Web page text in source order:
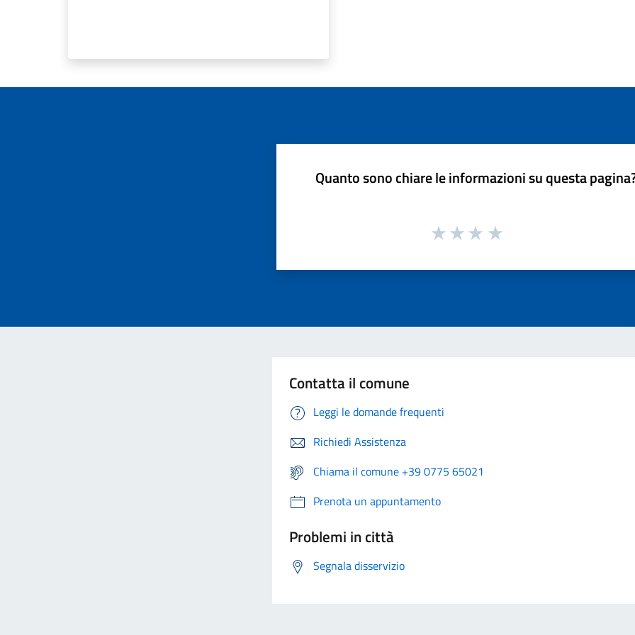
Quanto sono chiare le informazioni su questa
Contatta il comune
Leggi le domande frequenti
Richiedi Assistenza
Chiama il comune +39 0775 65021
Prenota un appuntamento
Problemi in città
Segnala disservizio